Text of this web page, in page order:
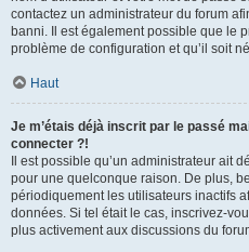
contactez un administrateur du forum
banni. Il est également possible que le
problème de configuration et qu’il soit
Haut
Je m’étais déjà inscrit par le passé
connecter ?!
Il est possible qu’un administrateur ait
pour une quelconque raison. De plus,
périodiquement les utilisateurs inactifs
données. Si tel était le cas, inscrivez-
plus activement aux discussions du